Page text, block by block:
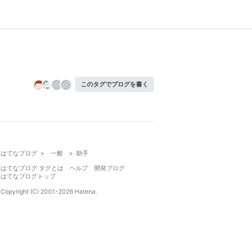
このタグでブログを書く
はてなブログ > 一般 > 助手
はてなブログ タグとは
ヘルプ
開発ブログ
はてなブログトップ
Copyright (C) 2001-2026 Hatena.